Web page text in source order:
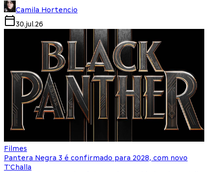
Camila Hortencio
30.jul.26
Filmes
Pantera Negra 3 é confirmado para 2028, com novo
T'Challa